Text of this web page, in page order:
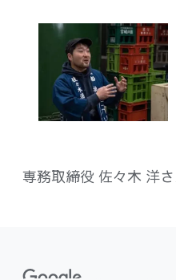
専務取締役 佐々木 洋